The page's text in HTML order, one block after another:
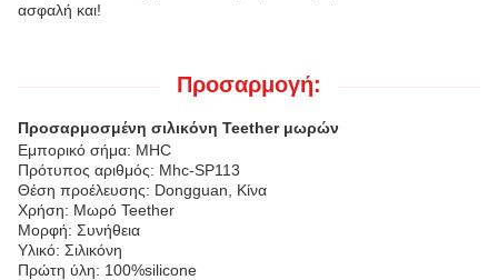
ασφαλή και!
Προσαρμογή:
Προσαρμοσμένη σιλικόνη Teether μωρών
Εμπορικό σήμα: MHC
Πρότυπος αριθμός: Mhc-SP113
Θέση προέλευσης: Dongguan, Κίνα
Χρήση: Μωρό Teether
Μορφή: Συνήθεια
Υλικό: Σιλικόνη
Πρώτη ύλη: 100%silicone